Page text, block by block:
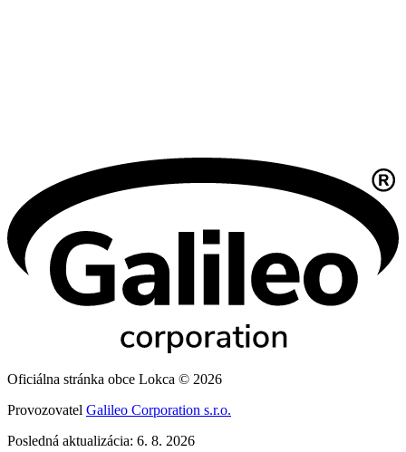
Oficiálna stránka obce Lokca © 2026
Provozovatel Galileo Corporation s.r.o.
Posledná aktualizácia: 6. 8. 2026